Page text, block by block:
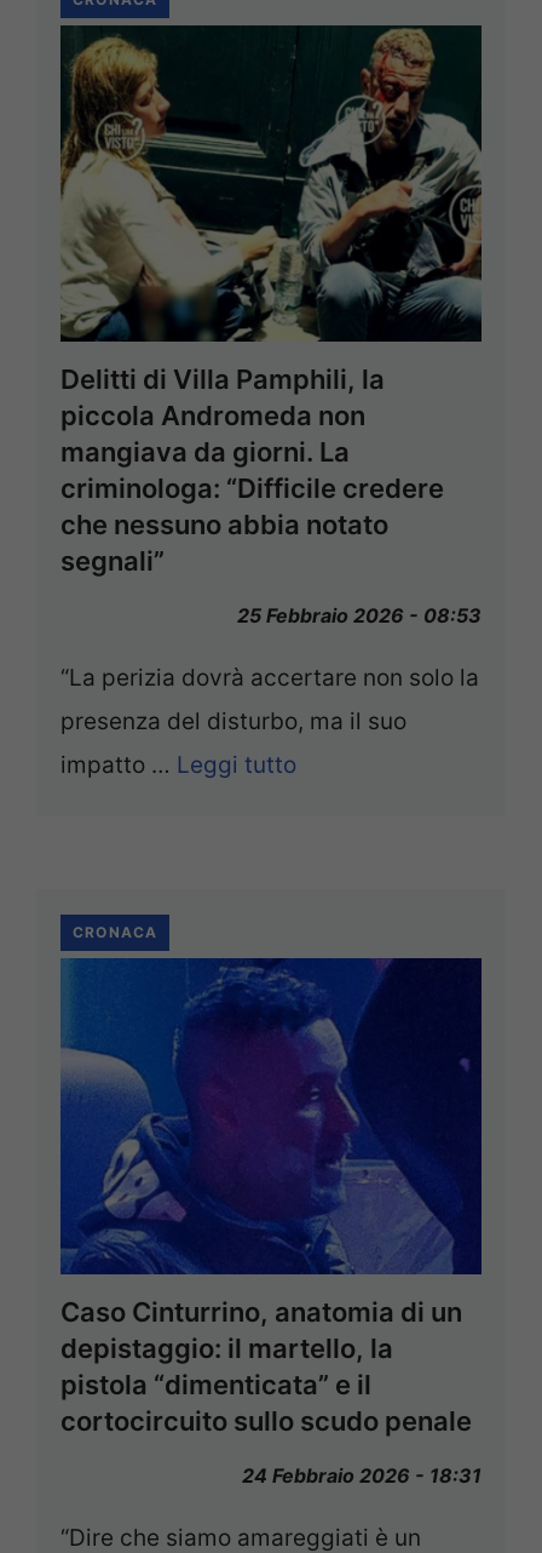
Delitti di Villa Pamphili, la
piccola Andromeda non
mangiava da giorni. La
criminologa: “Difficile credere
che nessuno abbia notato
segnali”
25 Febbraio 2026 - 08:53
“La perizia dovrà accertare non solo la
presenza del disturbo, ma il suo
impatto … Leggi tutto
CRONACA
Caso Cinturrino, anatomia di un
depistaggio: il martello, la
pistola “dimenticata” e il
cortocircuito sullo scudo penale
24 Febbraio 2026 - 18:31
“Dire che siamo amareggiati è un